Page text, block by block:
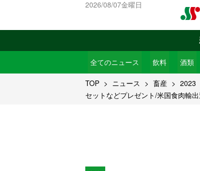
2026/08/07金曜日
全てのニュース 飲料 酒類
TOP ニュース 畜産 2023
セットなどプレゼント/米国食肉輸